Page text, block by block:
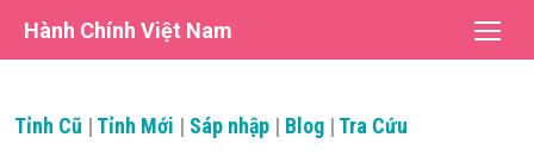
Hành Chính Việt Nam
Tỉnh Cũ | Tỉnh Mới | Sáp nhập | Blog | Tra Cứu